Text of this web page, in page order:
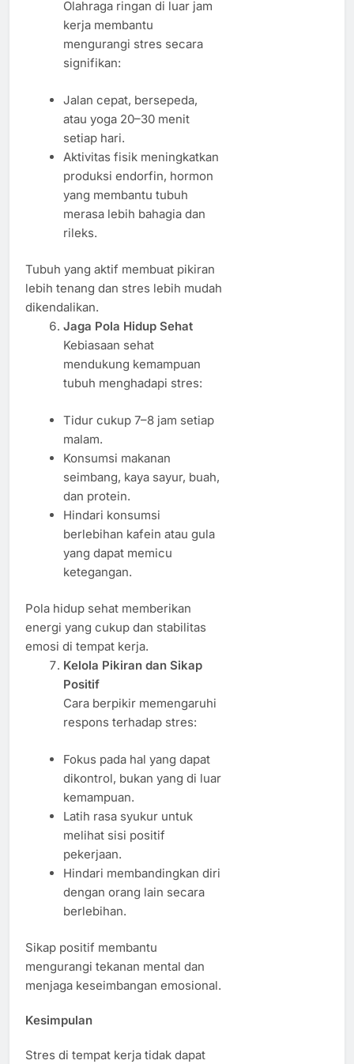
Olahraga ringan di luar jam
kerja membantu
mengurangi stres secara
signifikan:
Jalan cepat, bersepeda,
atau yoga 20–30 menit
setiap hari.
Aktivitas fisik meningkatkan
produksi endorfin, hormon
yang membantu tubuh
merasa lebih bahagia dan
rileks.
Tubuh yang aktif membuat pikiran
lebih tenang dan stres lebih mudah
dikendalikan.
Jaga Pola Hidup Sehat
Kebiasaan sehat
mendukung kemampuan
tubuh menghadapi stres:
Tidur cukup 7–8 jam setiap
malam.
Konsumsi makanan
seimbang, kaya sayur, buah,
dan protein.
Hindari konsumsi
berlebihan kafein atau gula
yang dapat memicu
ketegangan.
Pola hidup sehat memberikan
energi yang cukup dan stabilitas
emosi di tempat kerja.
Kelola Pikiran dan Sikap
Positif
Cara berpikir memengaruhi
respons terhadap stres:
Fokus pada hal yang dapat
dikontrol, bukan yang di luar
kemampuan.
Latih rasa syukur untuk
melihat sisi positif
pekerjaan.
Hindari membandingkan diri
dengan orang lain secara
berlebihan.
Sikap positif membantu
mengurangi tekanan mental dan
menjaga keseimbangan emosional.
Kesimpulan
Stres di tempat kerja tidak dapat